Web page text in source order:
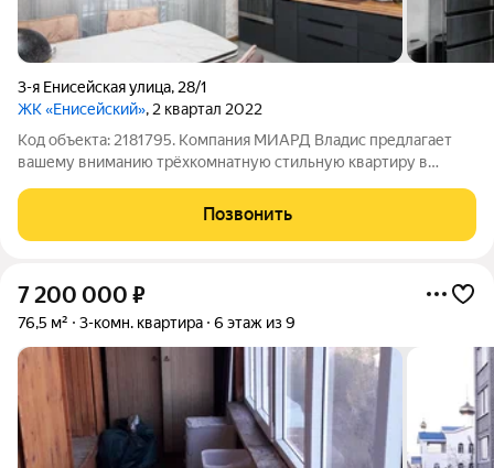
3-я Енисейская улица, 28/1
ЖК «Енисейский», 2 квартал 2022
Код объекта: 2181795. Компания МИАРД Владис предлагает
вашему вниманию трёхкомнатную стильную квартиру в
современный дизайн подъезда, двери которого выходят по
обе стороны дома, на детскую
Позвонить
7 200 000 ₽
76,5 м² 3-комн. квартира 6 этаж из 9